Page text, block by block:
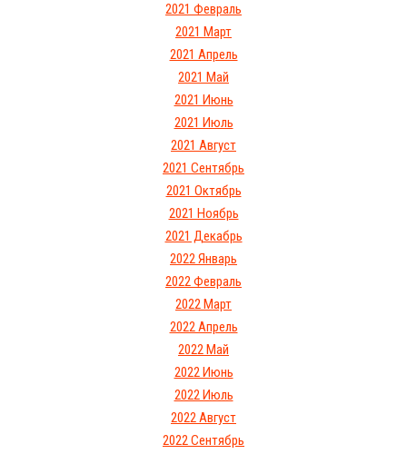
2021 Февраль
2021 Март
2021 Апрель
2021 Май
2021 Июнь
2021 Июль
2021 Август
2021 Сентябрь
2021 Октябрь
2021 Ноябрь
2021 Декабрь
2022 Январь
2022 Февраль
2022 Март
2022 Апрель
2022 Май
2022 Июнь
2022 Июль
2022 Август
2022 Сентябрь